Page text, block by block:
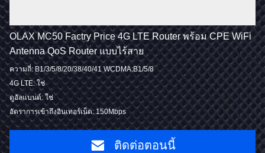
OLAX MC50 Factry Price 4G LTE Router พร้อม CPE WiFi
Antenna QoS Router แบบไร้สาย
ความถี่: B1/3/5/8/20/38/40/41 WCDMA:B1/5/8
4G LTE: ใช่
ดูอัลแบนด์: ใช่
อัตราการเข้าถึงอินเทอร์เน็ต: 150Mbps
ติดต่อตอนนี้